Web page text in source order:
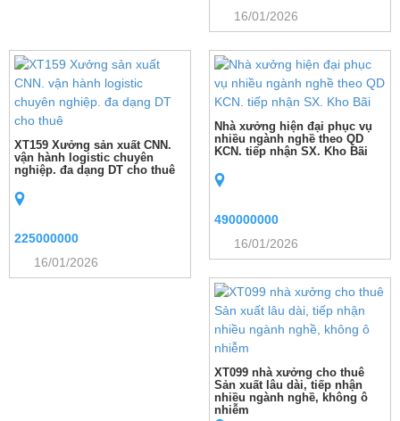
16/01/2026
XT159 Xưởng sản xuất CNN.
vận hành logistic chuyên
nghiệp. đa dạng DT cho thuê
225000000
16/01/2026
Nhà xưởng hiện đại phục vụ
nhiều ngành nghề theo QD
KCN. tiếp nhận SX. Kho Bãi
490000000
16/01/2026
XT099 nhà xưởng cho thuê
Sản xuất lâu dài, tiếp nhận
nhiều ngành nghề, không ô
nhiễm